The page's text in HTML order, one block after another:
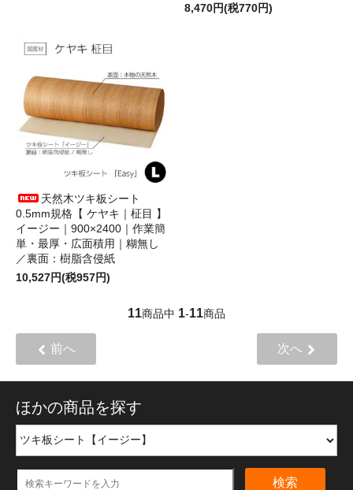
8,470円(税770円)
天然木ツキ板シート
0.5mm規格【 ケヤキ｜柾目 】
イージー｜900×2400｜作業簡
単・最厚・広面積用｜糊無し
／裏面：樹脂含侵紙
10,527円(税957円)
11商品中 1-11商品
前へ 次へ
ほかの商品を探す
検索